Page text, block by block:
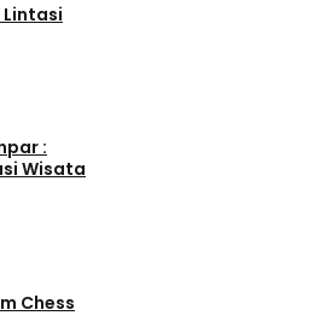
Lintasi
:
Wisata
Chess